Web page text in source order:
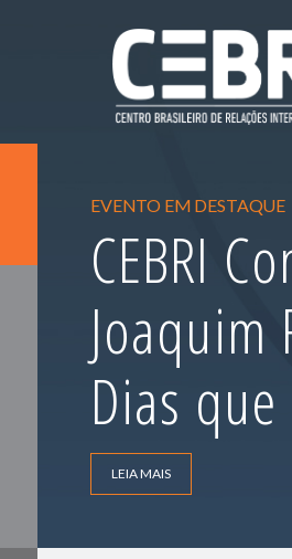
EVENTO EM DESTAQUE
CEBRI
Dias
LEIA MAIS